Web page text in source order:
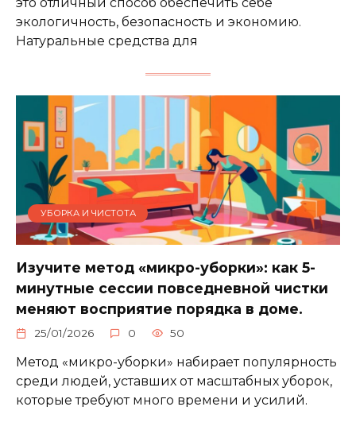
экологичность, безопасность и экономию.
Натуральные средства для
УБОРКА И ЧИСТОТА
Изучите метод «микро-уборки»: как 5-
минутные сессии повседневной чистки
меняют восприятие порядка в доме.
25/01/2026 0 50
Метод «микро-уборки» набирает популярность
среди людей, уставших от масштабных уборок,
которые требуют много времени и усилий.